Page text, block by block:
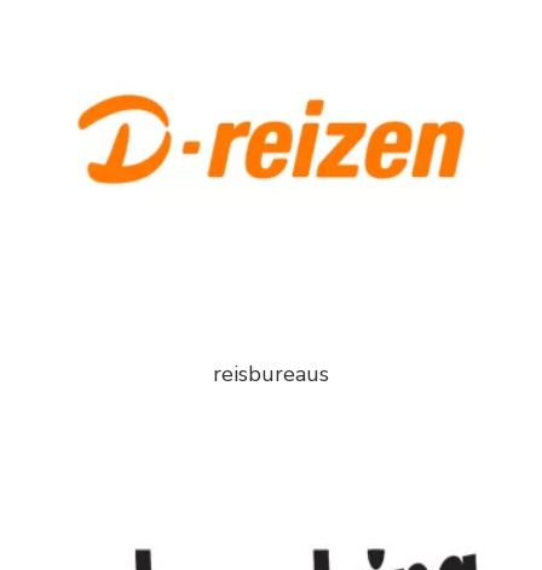
reisbureaus